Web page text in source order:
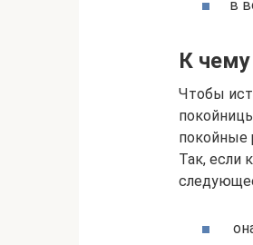
в
К чему
Чтобы
покойные
Так, если